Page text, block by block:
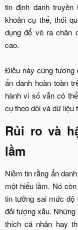
tin định danh
khoản cụ thể, thói
dụng để vẽ ra chân
cao.
Điều này cũng tương
ẩn danh hoàn toàn
hành vi số vẫn có
cụ theo dõi và dữ liệu
Rủi ro và
lầm​
Niềm tin rằng ẩn
một hiểu lầm. Nó
tin tưởng sai mức độ
đối tượng xấu.
thích cá nhân hay